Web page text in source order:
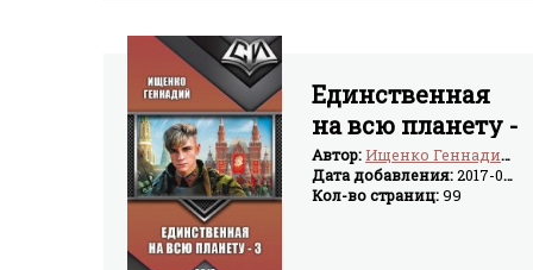
Единственная
на всю планету -
3 (СИ)
Автор:Ищенко Геннадий Владимирович
Дата добавления:2017-09-05
Кол-во страниц:99